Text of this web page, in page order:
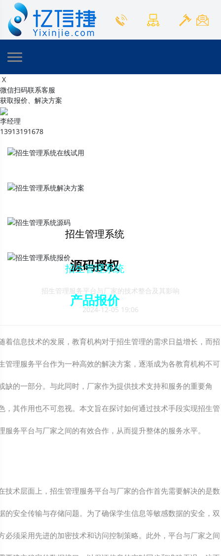
X
微信扫码联系客服
获取报价、解决方案
李经理
13913191678
在线试用
解决方案下载
招生管理系统
源码授权
招生管理系统
产品报价
招生管理服务平台与厂家的技术整合及其影响
2024-12-05 19:06
着信息技术的发展，教育机构对于招生管理的需求日益增长，而招
管理服务平台作为一种高效的解决方案，逐渐成为各教育机构不可
缺的一部分。与此同时，厂家作为提供技术支持和服务的重要角
，其作用也不可忽视。本文旨在探讨如何通过技术手段实现招生管
服务平台与厂家之间的有效合作，从而提升整体的服务水平。
技术层面上，招生管理服务平台与厂家的合作首先需要解决的是数
的安全传输与存储问题。为了确保学生信息等敏感数据的安全，双
必须采用先进的加密技术和访问控制策略。此外，平台与厂家之间